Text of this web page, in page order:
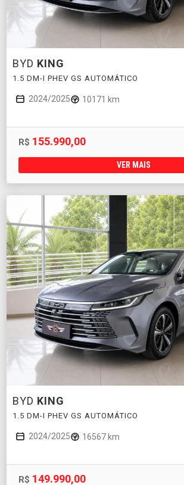
BYD KING
1.5 DM-I PHEV GS AUTOMÁTICO
2024/2025 10171 km
R$ 155.990,00
VER MAIS
BYD KING
1.5 DM-I PHEV GS AUTOMÁTICO
2024/2025 16567 km
R$ 149.990,00